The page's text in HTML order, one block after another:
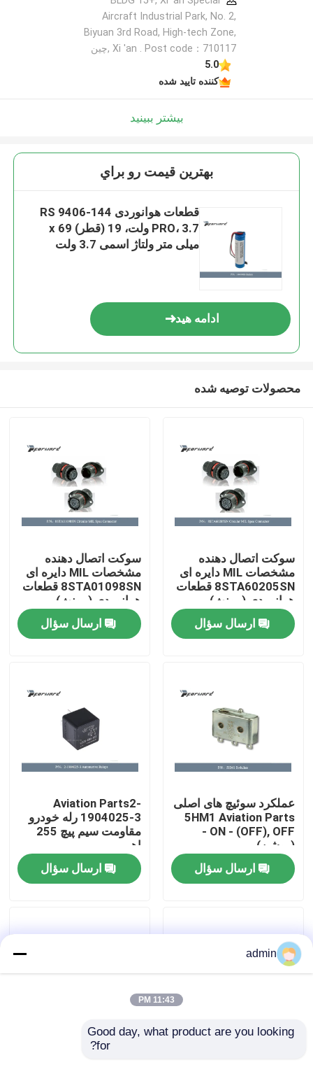
محصولات
ویدیوها
تور کارخانه
کنترل کیفیت
اخبار
Aircraft Industrial Park, No. 2,
Biyuan 3rd Road, High-tech Zone,
Xi 'an . Post code：710117 ,چین
5.0
کننده تایید شده
بیشتر ببینید
بهترين قيمت رو براي
قطعات هوانوردی 144-9406 RS
PRO، 3.7 ولت، 19 (قطر) x 69
میلی متر ولتاژ اسمی 3.7 ولت
ادامه هید
محصولات توصیه شده
سوکت اتصال دهنده
مشخصات MIL دایره ای
8STA60205SN قطعات
هوانوردی (مونث)
ارسال سؤال
سوکت اتصال دهنده
مشخصات MIL دایره ای
8STA01098SN قطعات
هوانوردی (مونث)
ارسال سؤال
عملکرد سوئیچ های اصلی
5HM1 Aviation Parts
ON - (OFF), OFF -
(روشن)
ارسال سؤال
Aviation Parts2-
1904025-3 رله خودرو
مقاومت سیم پیچ 255
اهم
ارسال سؤال
شتاب قطع کننده مدار
admin
11:43 PM
Good day, what product are you looking
for?